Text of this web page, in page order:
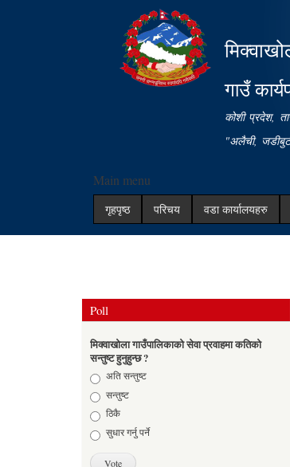
गाउँ
कोशी प्रदेश,
"अलैची,
Main menu
गृहपृष्ठ परिचय वडा कार्यालयहरु
Poll
मिक्वाखोला गाउँपालिकाको सेवा प्रवाहमा कतिको
सन्तुष्ट हुनुहुन्छ ?
Choicesअति सन्तुष्ट
सन्तुष्ट
ठिकै
सुधार गर्नु पर्ने